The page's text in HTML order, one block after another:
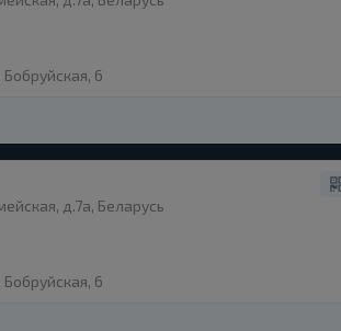
6
д.7а, Беларусь
6